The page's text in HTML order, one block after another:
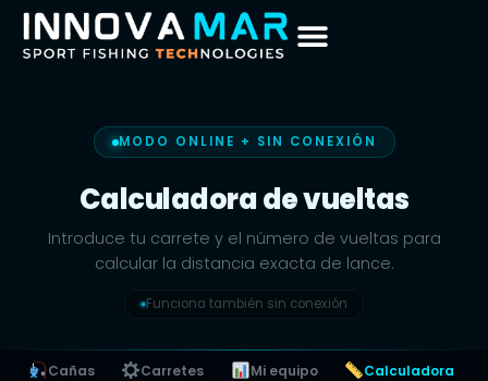
MODO ONLINE + SIN CONEXIÓN
Calculadora de vueltas
Introduce tu carrete y el número de vueltas para
calcular la distancia exacta de lance.
Funciona también sin conexión
Cañas Carretes Mi equipo Calculadora